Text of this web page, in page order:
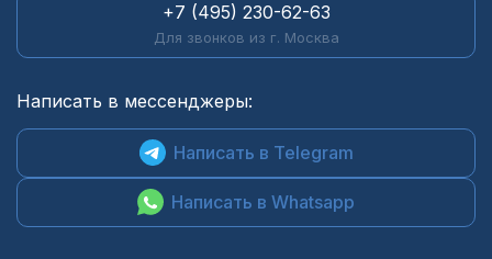
+7 (495) 230-62-63
Для звонков из г. Москва
Написать в мессенджеры:
Написать в Telegram
Написать в Whatsapp